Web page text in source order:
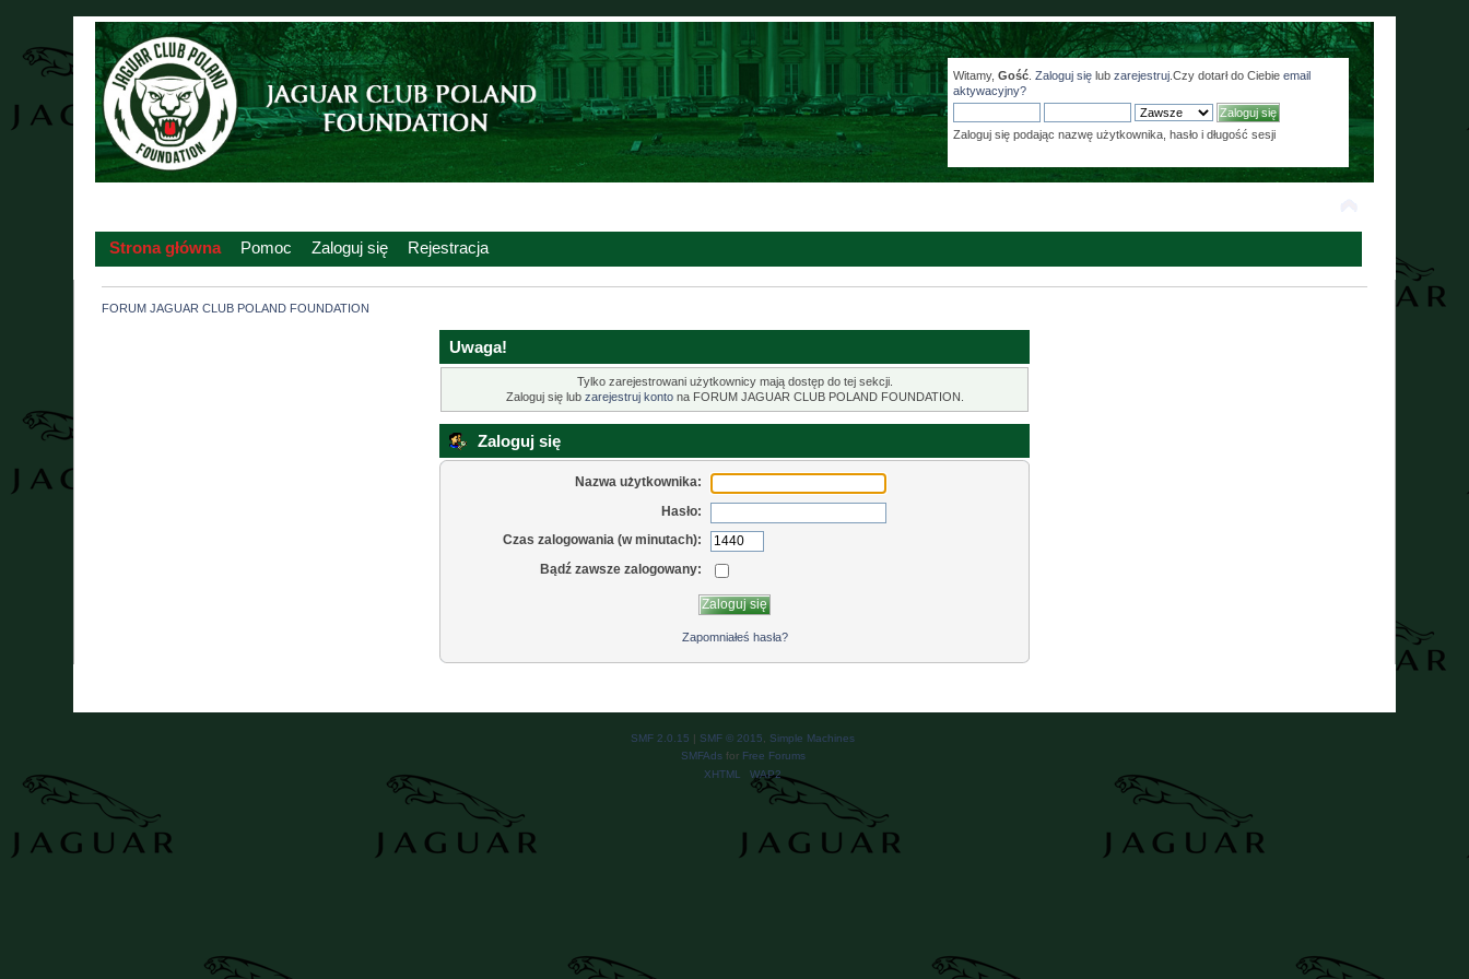
Witamy, Gość. Zaloguj sięlub zarejestruj.Czy dotarł do Ciebie email
aktywacyjny?
Zaloguj się podając nazwę użytkownika, hasło i długość sesji
Strona główna Pomoc Zaloguj się Rejestracja
FORUM JAGUAR CLUB POLAND FOUNDATION
Uwaga!
Tylko zarejestrowani użytkownicy mają dostęp do tej sekcji.
Zaloguj się lub zarejestruj kontona FORUM JAGUAR CLUB POLAND FOUNDATION.
Zaloguj się
Nazwa użytkownika:
Hasło:
Czas zalogowania (w minutach):
Bądź zawsze zalogowany:
Zapomniałeś hasła?
SMF 2.0.15 | SMF © 2015
Simple Machines
SMFAdsfor Free Forums
XHTML
WAP2